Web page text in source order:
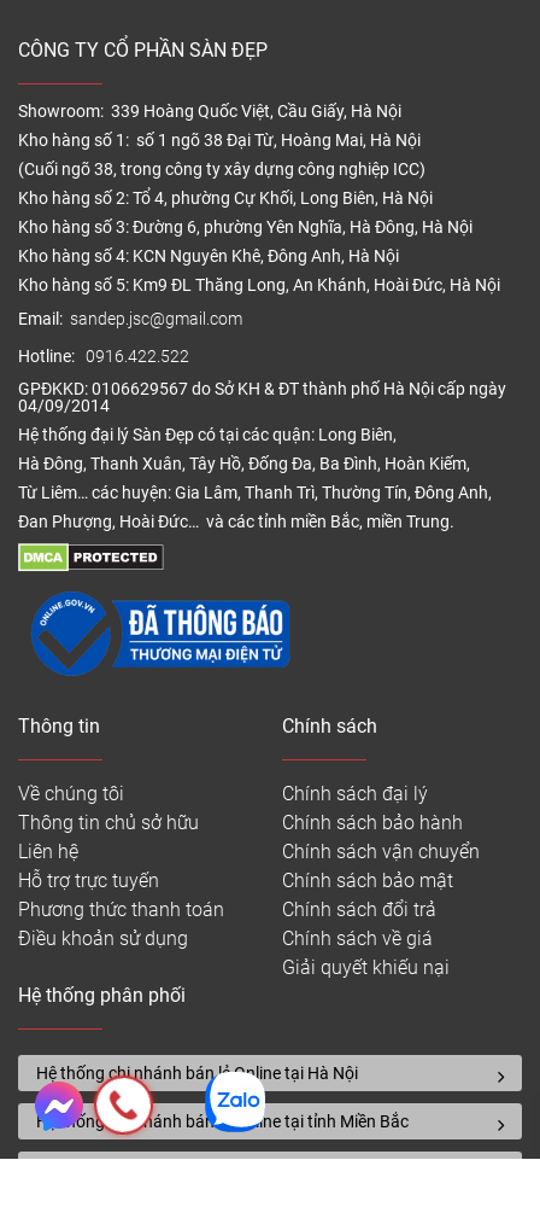
CÔNG TY CỔ PHẦN SÀN ĐẸP
Showroom: 339 Hoàng Quốc Việt, Cầu Giấy, Hà Nội
Kho hàng số 1: số 1 ngõ 38 Đại Từ, Hoàng Mai, Hà Nội
(Cuối ngõ 38, trong công ty xây dựng công nghiệp ICC)
Kho hàng số 2: Tổ 4, phường Cự Khối, Long Biên, Hà Nội
Kho hàng số 3: Đường 6, phường Yên Nghĩa, Hà Đông, Hà Nội
Kho hàng số 4: KCN Nguyên Khê, Đông Anh, Hà Nội
Kho hàng số 5: Km9 ĐL Thăng Long, An Khánh, Hoài Đức, Hà Nội
Email: sandep.jsc@gmail.com
Hotline: 0916.422.522
GPĐKKD: 0106629567 do Sở KH & ĐT thành phố Hà Nội cấp ngày
04/09/2014
Hệ thống đại lý Sàn Đẹp có tại các quận: Long Biên,
Hà Đông, Thanh Xuân, Tây Hồ, Đống Đa, Ba Đình, Hoàn Kiếm,
Từ Liêm… các huyện: Gia Lâm, Thanh Trì, Thường Tín, Đông Anh,
Đan Phượng, Hoài Đức… và các tỉnh miền Bắc, miền Trung.
Thông tin
Về chúng tôi
Thông tin chủ sở hữu
Liên hệ
Hỗ trợ trực tuyến
Phương thức thanh toán
Điều khoản sử dụng
Chính sách
Chính sách đại lý
Chính sách bảo hành
Chính sách vận chuyển
Chính sách bảo mật
Chính sách đổi trả
Chính sách về giá
Giải quyết khiếu nại
Hệ thống phân phối
Hệ thống chi nhánh bán lẻ Online tại Hà Nội
Hệ thống chi nhánh bán lẻ Online tại tỉnh Miền Bắc